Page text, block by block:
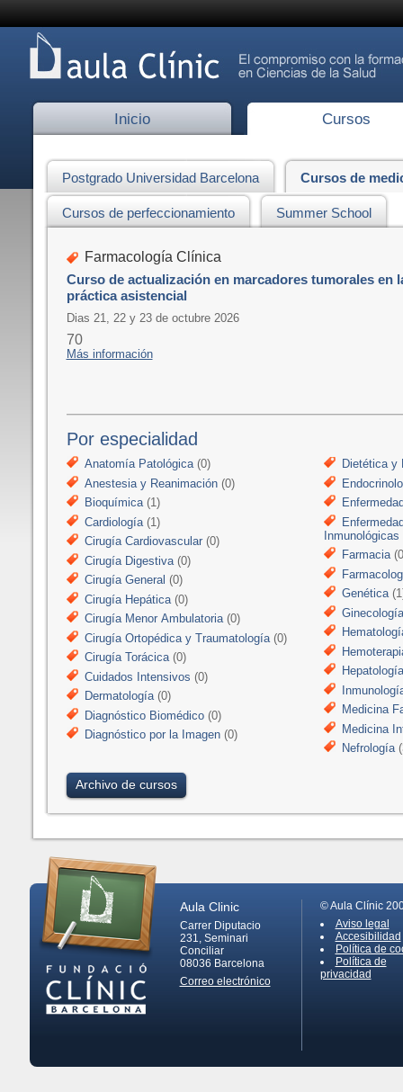
Inicio Cursos
Postgrado Universidad Barcelona Cursos de
Cursos de perfeccionamiento Summer School
Farmacología Clínica
Curso de actualización en marcadores tumorales en
práctica asistencial
Dias 21, 22 y 23 de octubre 2026
70
Más información
Por especialidad
Anatomía Patológica(0)
Anestesia y Reanimación(0)
Bioquímica(1)
Cardiología(1)
Cirugía Cardiovascular(0)
Cirugía Digestiva(0)
Cirugía General (0)
Cirugía Hepática(0)
Cirugía Menor Ambulatoria(0)
Cirugía Ortopédica y Traumatología(0)
Cirugía Torácica(0)
Cuidados Intensivos (0)
Dermatología(0)
Diagnóstico Biomédico(0)
Diagnóstico por la Imagen(0)
Dietética y
Inmunológicas
Farmacia
Genética
Ginecología
Hepatología
Medicina
Medicina
Nefrología
Archivo de cursos
Aula Clinic
Carrer Diputacio
231, Seminari
Conciliar
08036 Barcelona
Correo electrónico
© Aula Clínic
Aviso legal
Accesibilidad
Política de
Política de
privacidad